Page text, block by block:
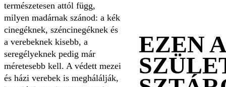
természetesen attól függ,
milyen madárnak szánod: a kék
cinegéknek, széncinegéknek és
a verebeknek kisebb, a
seregélyeknek pedig már
méretesebb kell. A védett mezei
és házi verebek is meghálálják,
EZEN